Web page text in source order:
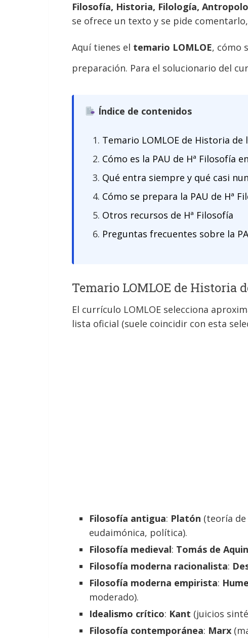
Filosofía, Historia, Filología,
se ofrece un texto y se pide
Aquí tienes el temario LOMLOE, cómo
preparación. Para el solucionario del
Índice de contenidos
Temario LOMLOE de Historia de
Cómo es la PAU de Hª Filosofía
Qué entra siempre y qué casi
Cómo se prepara la PAU de Hª
Otros recursos de Hª Filosofía
Preguntas frecuentes sobre la
Temario LOMLOE de Historia
El currículo LOMLOE selecciona
lista oficial (suele coincidir con esta
Filosofía antigua: Platón (teoría de
eudaimónica, política).
Filosofía medieval: Tomás de
Filosofía moderna racionalista:
Filosofía moderna empirista: Hume
moderado).
Idealismo crítico: Kant (juicios
Filosofía contemporánea: Marx